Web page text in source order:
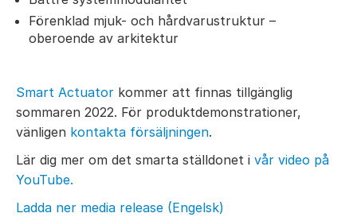
Förenklad mjuk- och hårdvarustruktur –
oberoende av arkitektur
Smart Actuator kommer att finnas tillgänglig
sommaren 2022. För produktdemonstrationer,
vänligen kontakta försäljningen.
Lär dig mer om det smarta ställdonet i vår video på
YouTube.
Ladda ner media release (Engelsk)